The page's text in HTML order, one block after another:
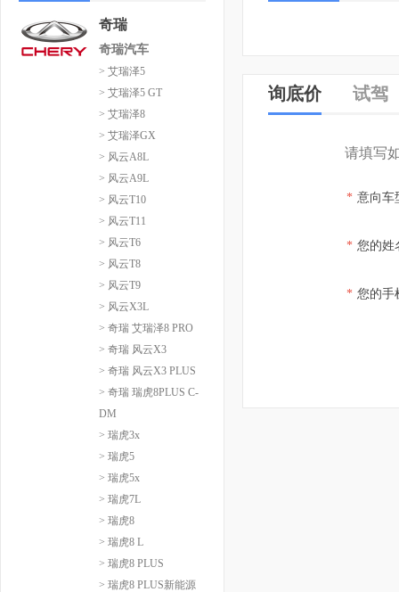
奇瑞
奇瑞汽车
> 艾瑞泽5
> 艾瑞泽5 GT
> 艾瑞泽8
> 艾瑞泽GX
> 风云A8L
> 风云A9L
> 风云T10
> 风云T11
> 风云T6
> 风云T8
> 风云T9
> 风云X3L
> 奇瑞 艾瑞泽8 PRO
> 奇瑞 风云X3
> 奇瑞 风云X3 PLUS
> 奇瑞 瑞虎8PLUS C-
DM
> 瑞虎3x
> 瑞虎5
> 瑞虎5x
> 瑞虎7L
> 瑞虎8
> 瑞虎8 L
> 瑞虎8 PLUS
> 瑞虎8 PLUS新能源
询底价 试驾
请填写
* 意向车
* 您的姓
* 您的手